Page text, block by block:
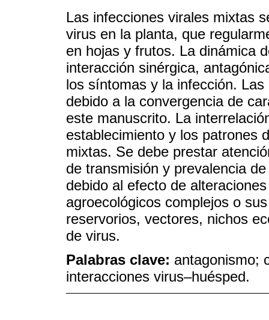
Las infecciones virales mixtas
virus en la planta, que
en hojas y frutos. La dinámica
interacción sinérgica,
los síntomas y la infección.
debido a la convergencia de
este manuscrito. La
establecimiento y los patrones
mixtas. Se debe prestar
de transmisión y prevalencia
debido al efecto de
agroecológicos complejos o
reservorios, vectores, nichos
de virus.
Palabras clave: antagonismo;
interacciones virus‒huésped.